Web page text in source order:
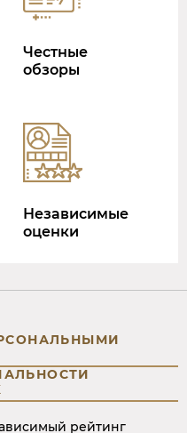
Честные
обзоры
Независимые
оценки
рейтинг